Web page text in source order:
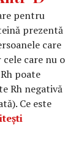
pentru
prezentă
care
care nu o
poate
Rh negativă
Ce este